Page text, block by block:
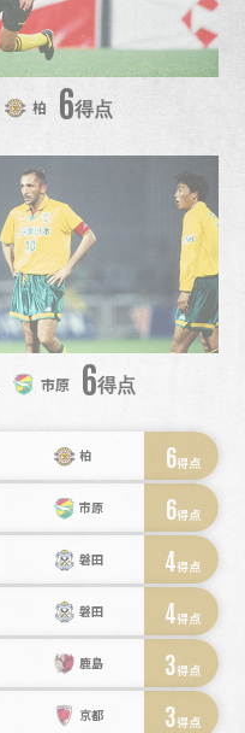
柏 6得点
市原 6得点
柏 6得点
市原 6得点
磐田 4得点
磐田 4得点
鹿島 3得点
京都 3得点